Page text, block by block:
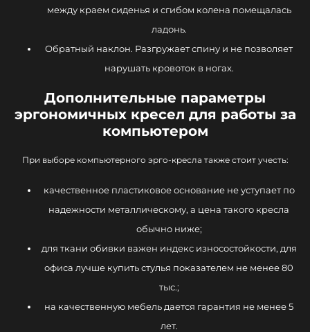
между краем сиденья и сгибом колена помещалась
ладонь.
Обратный наклон. Разгружает спину и не позволяет
нарушать кровоток в ногах.
Дополнительные параметры
эргономичных кресел для работы за
компьютером
При выборе компьютерного эрго-кресла также стоит учесть:
качественное пластиковое основание не уступает по
надежности металлическому, а цена такого кресла
обычно ниже;
для ткани обивки важен индекс износостойкости, для
офиса лучше купить стулья показателем не менее 80
тыс.;
на качественную мебель дается гарантия не менее 5
лет.